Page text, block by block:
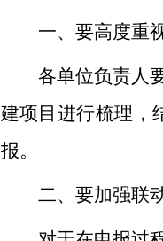
一、要高度重
各单位负责人
建项目进行梳理，
报。
二、要加强联